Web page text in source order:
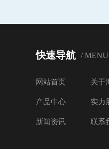
快速导航 / MENU
网站首页 关于
产品中心 实力
新闻资讯 联系